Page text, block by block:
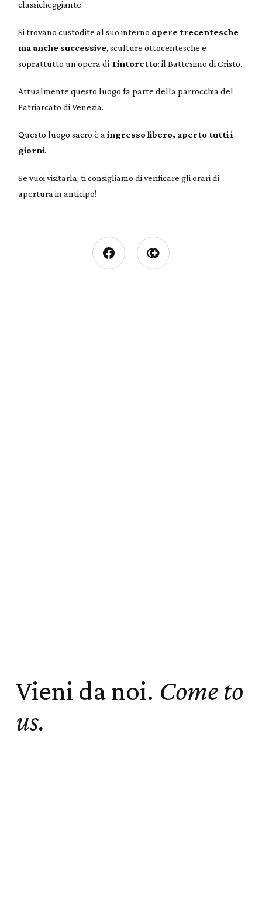
classicheggiante.
Si trovano custodite al suo interno opere trecentesche
ma anche successive, sculture ottocentesche e
soprattutto un'opera diTintoretto: il Battesimo di Cristo.
Attualmente questo luogo fa parte della parrocchia del
Patriarcato di Venezia.
Questo luogo sacro è aingresso libero, aperto tutti i
giorni.
Se vuoi visitarla, ti consigliamo di verificare gli orari di
apertura in anticipo!
Vieni da noi. Come to
us.